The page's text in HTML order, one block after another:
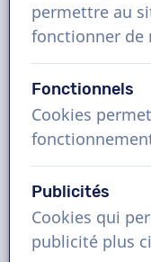
Filtre
Projet
(Canada),
permettre au
fonctionner de
Fonctionnels
Cookies
Publicités
Cookies qui
publicité plus